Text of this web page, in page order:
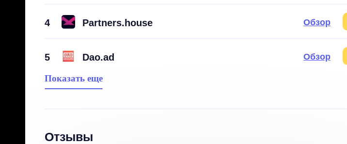
4 Partners.house Обзор
5 Dao.ad Обзор
Показать еще
Отзывы